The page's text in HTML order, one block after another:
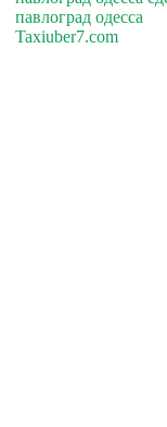
павлоград одесса
Taxiuber7.com